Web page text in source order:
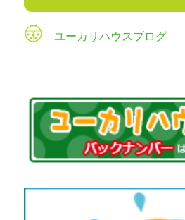
ユーカリハウスブログ